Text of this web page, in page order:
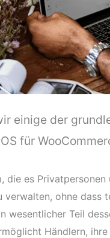
einige der
für
die es
verwalten, ohne dass
wesentlicher Teil
Händlern,